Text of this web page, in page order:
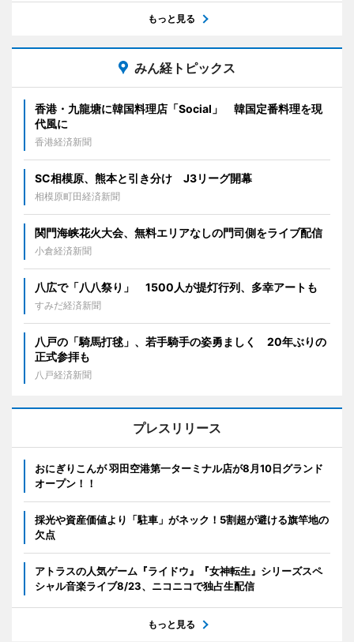
もっと見る
みん経トピックス
香港・九龍塘に韓国料理店「Social」 韓国定番料理を現
代風に
香港経済新聞
SC相模原、熊本と引き分け J3リーグ開幕
相模原町田経済新聞
関門海峡花火大会、無料エリアなしの門司側をライブ配信
小倉経済新聞
八広で「八八祭り」 1500人が提灯行列、多幸アートも
すみだ経済新聞
八戸の「騎馬打毬」、若手騎手の姿勇ましく 20年ぶりの
正式参拝も
八戸経済新聞
プレスリリース
おにぎりこんが 羽田空港第一ターミナル店が8月10日グランド
オープン！！
採光や資産価値より「駐車」がネック！5割超が避ける旗竿地の
欠点
アトラスの人気ゲーム『ライドウ』『女神転生』シリーズスペ
シャル音楽ライブ8/23、ニコニコで独占生配信
もっと見る